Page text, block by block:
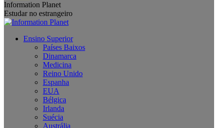
Information Planet
Estudar no estrangeiro
Ensino Superior
Países Baixos
Dinamarca
Medicina
Reino Unido
Espanha
EUA
Bélgica
Irlanda
Suécia
Austrália